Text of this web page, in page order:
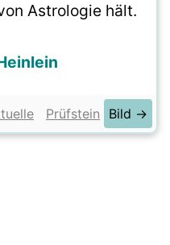
Astrologie hält.
Prüfstein Bild →